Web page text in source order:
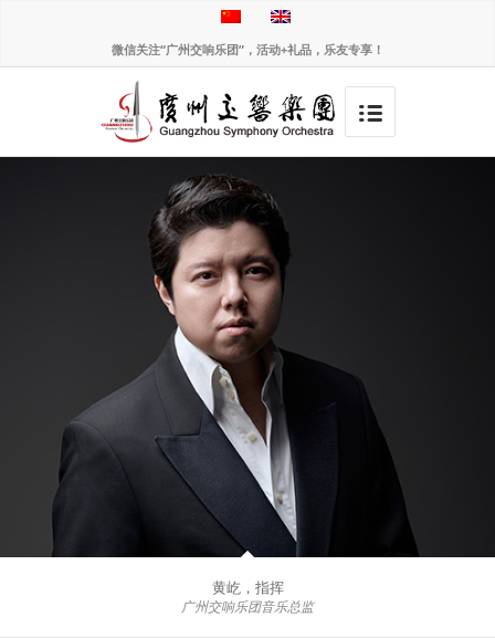
微信关注“广州交响乐团”，活动+礼品，乐友专享！
黄屹，指挥
广州交响乐团音乐总监